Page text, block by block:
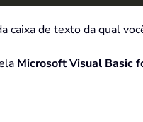
caixa de texto da qual
Microsoft Visual Basic